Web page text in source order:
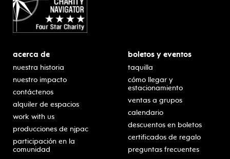
acerca de
nuestra historia
nuestro impacto
contáctenos
alquiler de espacios
work with us
producciones de njpac
participación en la
comunidad
boletos y eventos
taquilla
cómo llegar y
estacionamiento
ventas a grupos
calendario
descuentos en boletos
certificados de regalo
preguntas frecuentes